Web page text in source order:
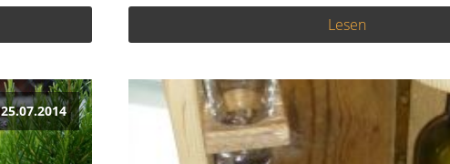
Lesen
25.07.2014